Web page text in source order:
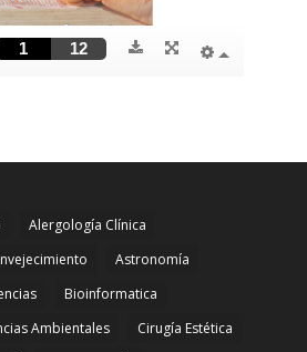
Alergología Clínica
Astronomía
Bioinformatica
Ambientales
Cirugía Estética